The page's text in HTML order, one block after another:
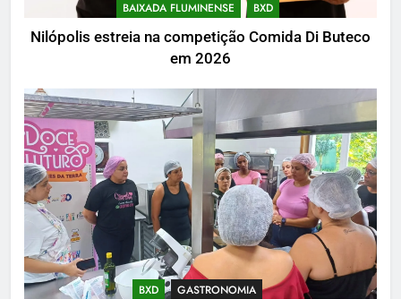
BAIXADA FLUMINENSE BXD
Nilópolis estreia na competição Comida Di Buteco
em 2026
BXD GASTRONOMIA